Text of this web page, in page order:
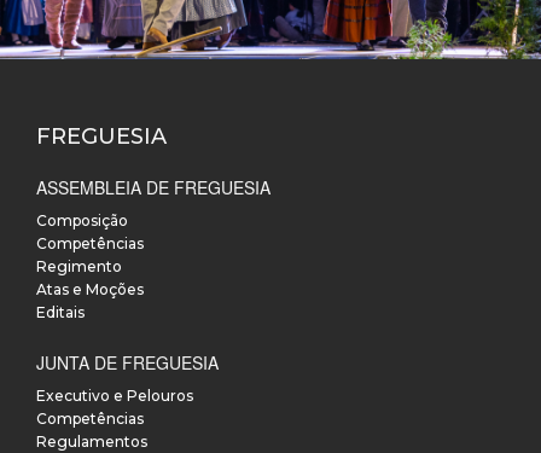
FREGUESIA
ASSEMBLEIA DE FREGUESIA
Composição
Competências
Regimento
Atas e Moções
Editais
JUNTA DE FREGUESIA
Executivo e Pelouros
Competências
Regulamentos